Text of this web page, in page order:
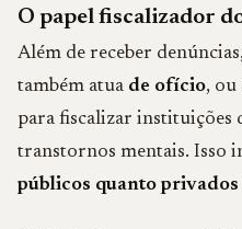
O papel fiscalizador
Além de receber
também atua de ofício,
para fiscalizar instituições
transtornos mentais. Isso
públicos quanto